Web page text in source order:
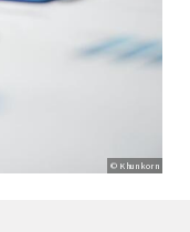
© Khunkorn